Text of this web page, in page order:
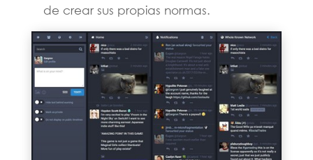
de crear sus propias normas.